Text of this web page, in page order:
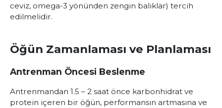
ceviz, omega-3 yönünden zengin balıklar) tercih
edilmelidir.
Öğün Zamanlaması ve Planlaması
Antrenman Öncesi Beslenme
Antrenmandan 1.5 – 2 saat önce karbonhidrat ve
protein içeren bir öğün, performansın artmasına ve